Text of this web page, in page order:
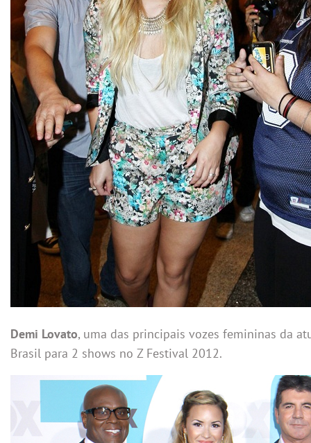
Demi Lovato, uma das principais vozes femininas da
Brasil para 2 shows no Z Festival 2012.